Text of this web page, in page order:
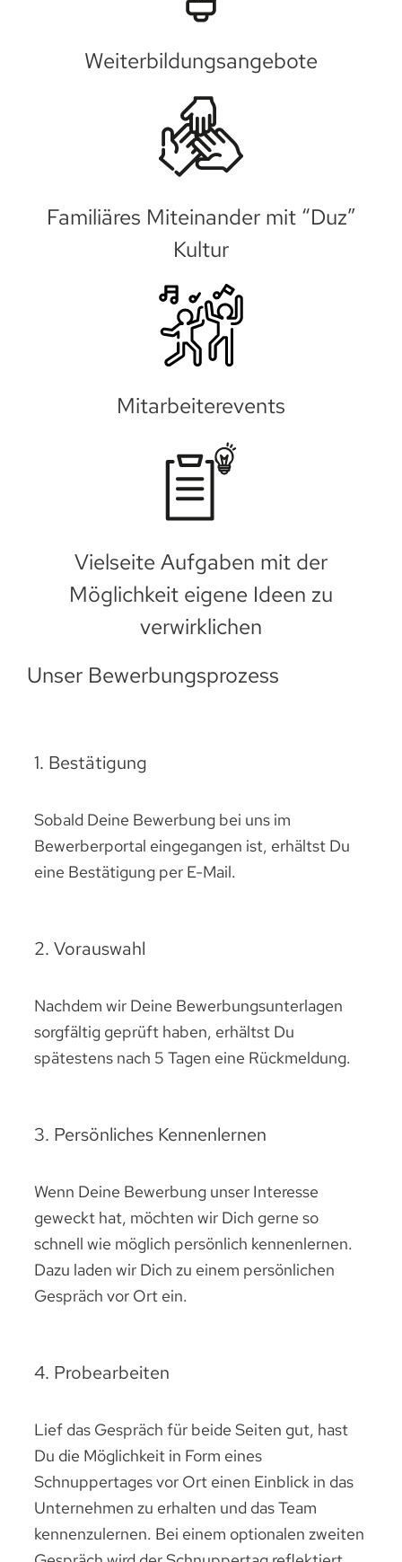
Weiterbildungsangebote
Familiäres Miteinander mit “Duz”
Kultur
Mitarbeiterevents
Vielseite Aufgaben mit der
Möglichkeit eigene Ideen zu
verwirklichen
Unser Bewerbungsprozess
1. Bestätigung
Sobald Deine Bewerbung bei uns im
Bewerberportal eingegangen ist, erhältst Du
eine Bestätigung per E-Mail.
2. Vorauswahl
Nachdem wir Deine Bewerbungsunterlagen
sorgfältig geprüft haben, erhältst Du
spätestens nach 5 Tagen eine Rückmeldung.
3. Persönliches Kennenlernen
Wenn Deine Bewerbung unser Interesse
geweckt hat, möchten wir Dich gerne so
schnell wie möglich persönlich kennenlernen.
Dazu laden wir Dich zu einem persönlichen
Gespräch vor Ort ein.
4. Probearbeiten
Lief das Gespräch für beide Seiten gut, hast
Du die Möglichkeit in Form eines
Schnuppertages vor Ort einen Einblick in das
Unternehmen zu erhalten und das Team
kennenzulernen. Bei einem optionalen zweiten